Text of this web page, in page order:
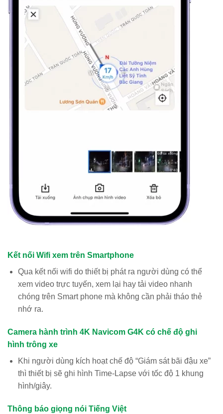
Kết nối Wifi xem trên Smartphone
Qua kết nối wifi do thiết bị phát ra người dùng có thể
xem video trực tuyến, xem lại hay tải video nhanh
chóng trên Smart phone mà không cần phải tháo thẻ
nhớ ra.
Camera hành trình 4K Navicom G4K có chế độ ghi
hình trông xe
Khi người dùng kích hoạt chế độ “Giám sát bãi đậu xe”
thì thiết bị sẽ ghi hình Time-Lapse với tốc độ 1 khung
hình/giây.
Thông báo giọng nói Tiếng Việt